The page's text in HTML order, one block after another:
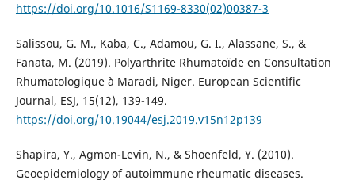
https://doi.org/10.1016/S1169-8330(02)00387-3
Salissou, G. M., Kaba, C., Adamou, G. I., Alassane, S., &
Fanata, M. (2019). Polyarthrite Rhumatoïde en Consultation
Rhumatologique à Maradi, Niger. European Scientific
Journal, ESJ, 15(12), 139-149.
https://doi.org/10.19044/esj.2019.v15n12p139
Shapira, Y., Agmon-Levin, N., & Shoenfeld, Y. (2010).
Geoepidemiology of autoimmune rheumatic diseases.